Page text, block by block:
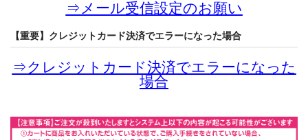
⇒メール受信設定のお願い
【重要】クレジットカード決済でエラーになった場合
⇒クレジットカード決済でエラーになった
場合